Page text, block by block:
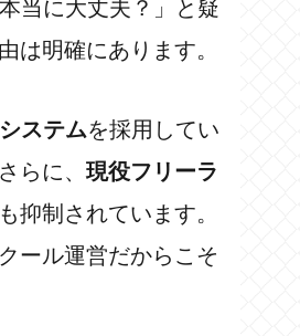
当に大丈夫？」と疑
は明確にあります。
ステムを採用してい
らに、 現役フリーラ
抑制されています。
ール運営だからこそ